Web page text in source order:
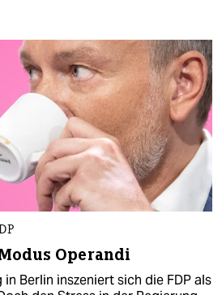
Operandi
Berlin inszeniert sich die FDP als